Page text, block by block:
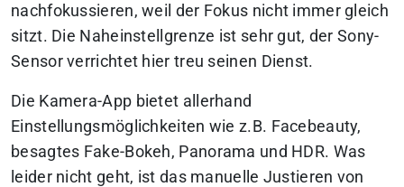
nachfokussieren, weil der Fokus nicht immer gleich
sitzt. Die Naheinstellgrenze ist sehr gut, der Sony-
Sensor verrichtet hier treu seinen Dienst.
Die Kamera-App bietet allerhand
Einstellungsmöglichkeiten wie z.B. Facebeauty,
besagtes Fake-Bokeh, Panorama und HDR. Was
leider nicht geht, ist das manuelle Justieren von